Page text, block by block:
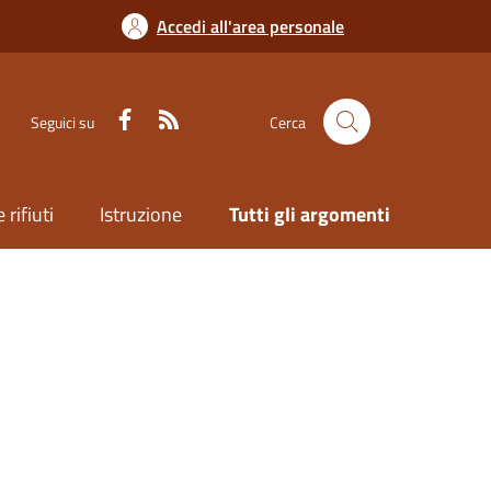
Accedi all'area personale
Seguici su Cerca
rifiuti Istruzione Tutti gli argomenti